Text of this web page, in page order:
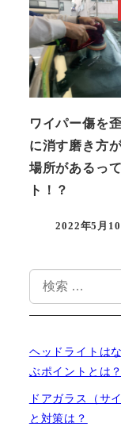
ワイパー傷を
に消す磨き方
場所があるっ
ト！？
投稿日
2022年5月10
索
ヘッドライトは
ぶポイントとは？
ドアガラス（サ
と対策は？